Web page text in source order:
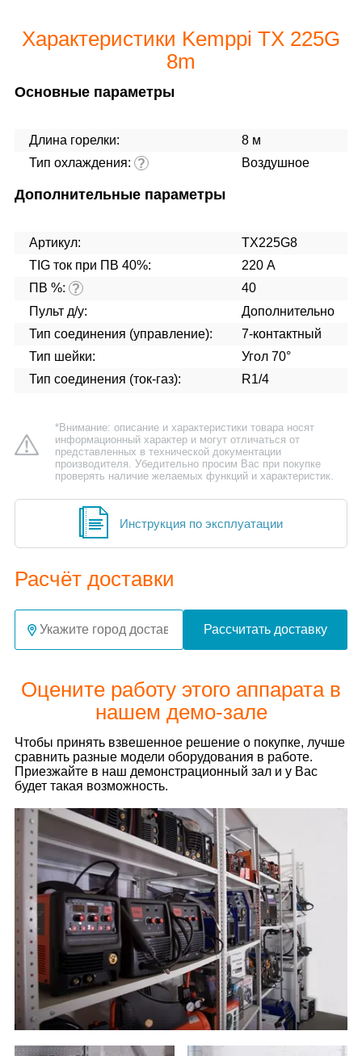
Характеристики Kemppi TX 225G
8m
Основные параметры
Длина горелки:
8 м
Тип охлаждения: ? Воздушное
Дополнительные параметры
Артикул:
TX225G8
TIG ток при ПВ 40%:
220 А
ПВ %: ?
40
Пульт д/у:
Дополнительно
Тип соединения (управление):
7-контактный
Тип шейки:
Угол 70°
Тип соединения (ток-газ):
R1/4
*Внимание: описание и характеристики товара носят
информационный характер и могут отличаться от
представленных в технической документации
производителя. Убедительно просим Вас при покупке
проверять наличие желаемых функций и характеристик.
Инструкция по эксплуатации
Расчёт доставки
Рассчитать доставку
Оцените работу этого аппарата в
нашем демо-зале
Чтобы принять взвешенное решение о покупке, лучше
сравнить разные модели оборудования в работе.
Приезжайте в наш демонстрационный зал и у Вас
будет такая возможность.